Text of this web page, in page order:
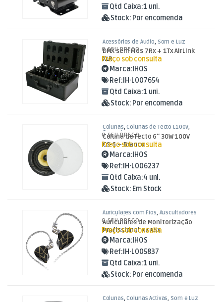
Qtd Caixa:1 uni.
Stock: Por encomenda
Acessórios de Áudio, Som e Luz
DMX sem Fios 7Rx + 1Tx AirLink
XLR
O SEU PREÇO
Preço sob consulta
Marca: IHOS
Ref: IH-L007654
Qtd Caixa:1 uni.
Stock: Por encomenda
Colunas,Colunas de Tecto L100V,
Som e Luz
Coluna de Tecto 6″ 30W 100V
CS-6 – Branco
O SEU PREÇO
Preço sob consulta
Marca: IHOS
Ref: IH-L006237
Qtd Caixa:4 uni.
Stock: Em Stock
Auriculares com Fios, Auscultadores
e Auriculares, Som e Luz
Auriculares de Monitorização
Profissional KZ ASX
O SEU PREÇO
Preço sob consulta
Marca: IHOS
Ref: IH-L005837
Qtd Caixa:1 uni.
Stock: Por encomenda
Colunas ,Colunas Activas Som e Luz